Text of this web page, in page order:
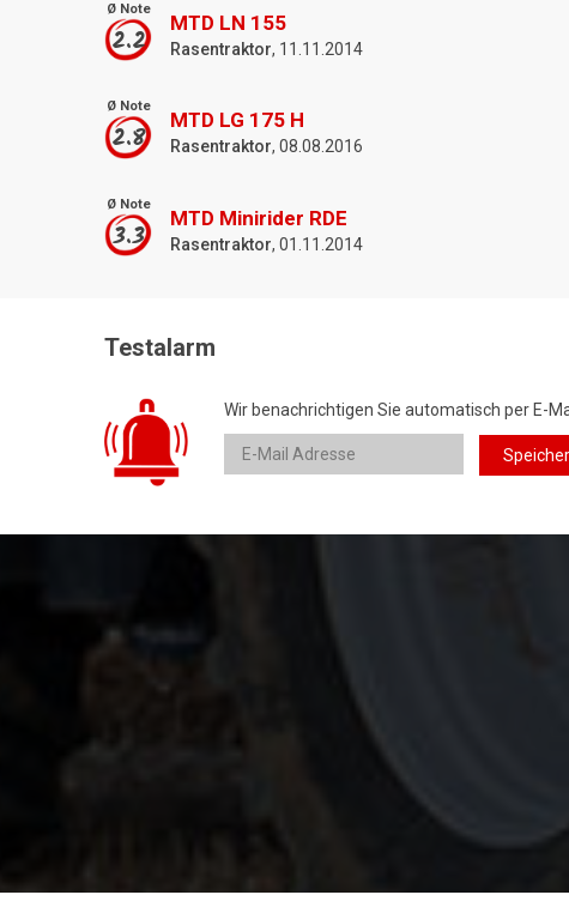
Ø Note
2.2
MTD LN 155
Rasentraktor, 11.11.2014
Ø Note
2.8
MTD LG 175 H
Rasentraktor, 08.08.2016
Ø Note
3.3
MTD Minirider RDE
Rasentraktor, 01.11.2014
Testalarm
Wir benachrichtigen Sie automatisch per E-